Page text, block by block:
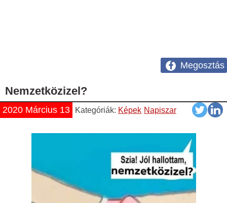
Megosztás
Nemzetközizel?
2020 Március 13 Kategóriák: Képek Napiszar